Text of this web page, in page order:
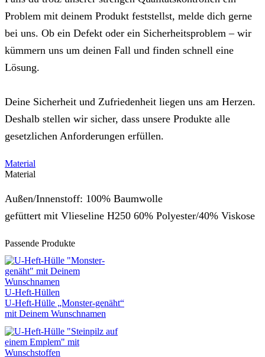
Problem mit deinem Produkt feststellst, melde dich gerne
bei uns. Ob ein Defekt oder ein Sicherheitsproblem – wir
kümmern uns um deinen Fall und finden schnell eine
Lösung.
Deine Sicherheit und Zufriedenheit liegen uns am Herzen.
Deshalb stellen wir sicher, dass unsere Produkte alle
gesetzlichen Anforderungen erfüllen.
Material
Material
Außen/Innenstoff: 100% Baumwolle
gefüttert mit Vlieseline H250 60% Polyester/40% Viskose
Passende Produkte
U-Heft-Hüllen
U-Heft-Hülle „Monster-genäht“
mit Deinem Wunschnamen